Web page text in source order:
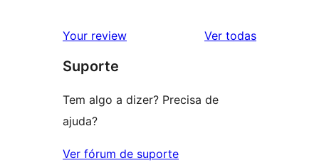
Your review Ver todasavaliações
Suporte
Tem algo a dizer? Precisa de
ajuda?
Ver fórum de suporte